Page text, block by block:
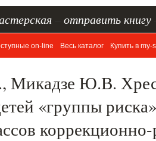
отправить книгу
on-line Весь каталог Купить в my-
Микадзе Ю.В.
«группы